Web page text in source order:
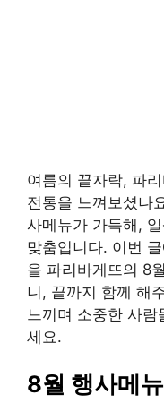
여름의 끝자락, 파
전통을 느껴보셨나
사메뉴가 가득해,
맞춤입니다. 이번
을 파리바게뜨의 8
니, 끝까지 함께 해
느끼며 소중한 사
세요.
8월 행사메